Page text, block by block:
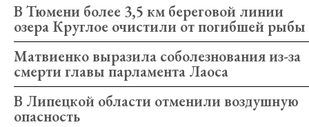
В Тюмени более 3,5 км береговой линии
озера Круглое очистили от погибшей рыбы
Матвиенко выразила соболезнования из-за
смерти главы парламента Лаоса
В Липецкой области отменили воздушную
опасность